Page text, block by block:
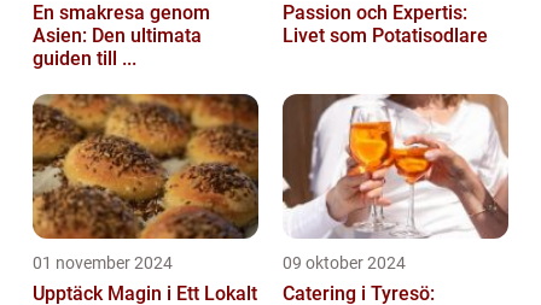
En smakresa genom
Asien: Den ultimata
guiden till ...
Passion och Expertis:
Livet som Potatisodlare
01 november 2024
Upptäck Magin i Ett Lokalt
09 oktober 2024
Catering i Tyresö: